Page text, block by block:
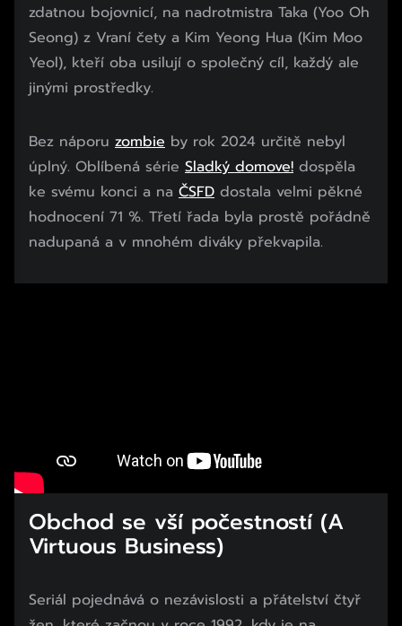
zdatnou bojovnicí, na nadrotmistra Taka (Yoo Oh
Seong) z Vraní čety a Kim Yeong Hua (Kim Moo
Yeol), kteří oba usilují o společný cíl, každý ale
jinými prostředky.
Bez náporu zombie by rok 2024 určitě nebyl
úplný. Oblíbená série Sladký domove! dospěla
ke svému konci a na ČSFD dostala velmi pěkné
hodnocení 71 %. Třetí řada byla prostě pořádně
nadupaná a v mnohém diváky překvapila.
Obchod se vší počestností (A
Virtuous Business)
Seriál pojednává o nezávislosti a přátelství čtyř